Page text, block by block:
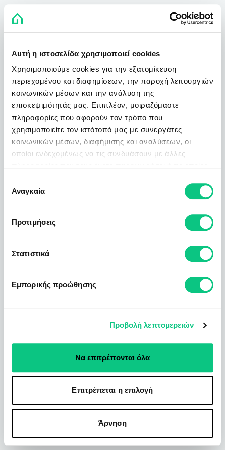
Αυτή η ιστοσελίδα χρησιμοποιεί cookies
Χρησιμοποιούμε cookies για την εξατομίκευση
περιεχομένου και διαφημίσεων, την παροχή λειτουργιών
κοινωνικών μέσων και την ανάλυση της
επισκεψιμότητάς μας. Επιπλέον, μοιραζόμαστε
πληροφορίες που αφορούν τον τρόπο που
χρησιμοποιείτε τον ιστότοπό μας με συνεργάτες
κοινωνικών μέσων, διαφήμισης και αναλύσεων, οι
οποίοι ενδεχομένως να τις συνδυάσουν με άλλες
των υπηρεσιών τους.
συγκατάθεσης
Αναγκαία
Προτιμήσεις
Στατιστικά
Εμπορικής προώθησης
Προβολή λεπτομερειών
Να επιτρέπονται όλα
Επιτρέπεται η επιλογή
Άρνηση